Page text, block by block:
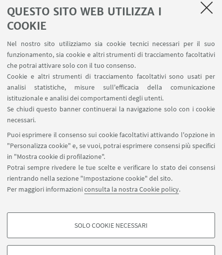
QUESTO SITO WEB UTILIZZA I
COOKIE
Nel nostro sito utilizziamo sia cookie tecnici necessari per il suo
funzionamento, sia cookie e altri strumenti di tracciamento facoltativi
che potrai attivare solo con il tuo consenso.
Cookie e altri strumenti di tracciamento facoltativi sono usati per
analisi statistiche, misure sull'efficacia della comunicazione
istituzionale e analisi dei comportamenti degli utenti.
Se chiudi questo banner continuerai la navigazione solo con i cookie
necessari.
Puoi esprimere il consenso sui cookie facoltativi attivando l'opzione in
"Personalizza cookie" e, se vuoi, potrai esprimere consensi più specifici
in "Mostra cookie di profilazione".
Potrai sempre rivedere le tue scelte e verificare lo stato dei consensi
rientrando nella sezione "Impostazione cookie" del sito.
Per maggiori informazioniconsulta la nostra Cookie policy.
COOKIE DI PROFILAZIONE - FACOLTATIVI
SOLO COOKIE NECESSARI
DATA:19SETTEMBRE-31 OTTOBRE2022
LUOGO:
TIPO: Mostre
IN EVIDENZA
Maggiori informazioni
via Marsala 49, Bologna 40126
progetti.patrimonioculturale@unibo.it